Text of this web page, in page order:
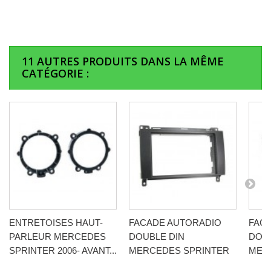
11 AUTRES PRODUITS DANS LA MÊME
CATÉGORIE :
ENTRETOISES HAUT-
PARLEUR MERCEDES
SPRINTER 2006- AVANT...
FACADE AUTORADIO
DOUBLE DIN
MERCEDES SPRINTER